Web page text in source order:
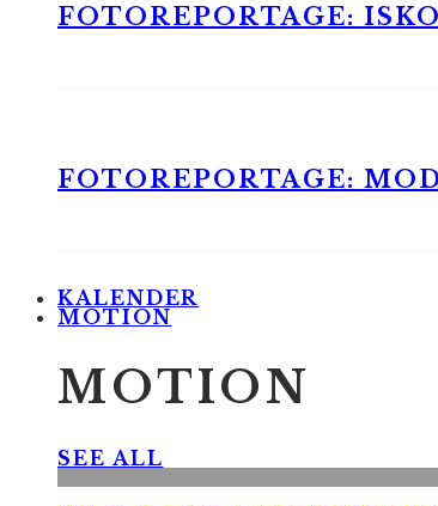
FOTOREPORTAGE:
FOTOREPORTAGE:
KALENDER
MOTION
MOTION
SEE ALL